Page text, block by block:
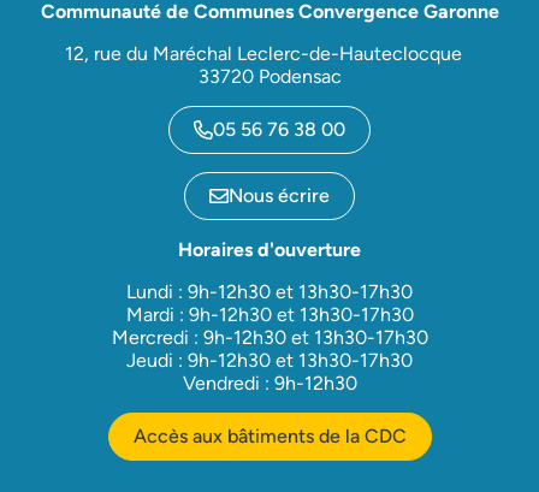
Communauté de Communes Convergence Garonne
12, rue du Maréchal Leclerc-de-Hauteclocque
33720 Podensac
05 56 76 38 00
Nous écrire
Horaires d'ouverture
Lundi : 9h-12h30 et 13h30-17h30
Mardi : 9h-12h30 et 13h30-17h30
Mercredi : 9h-12h30 et 13h30-17h30
Jeudi : 9h-12h30 et 13h30-17h30
Vendredi : 9h-12h30
Accès aux bâtiments de la CDC